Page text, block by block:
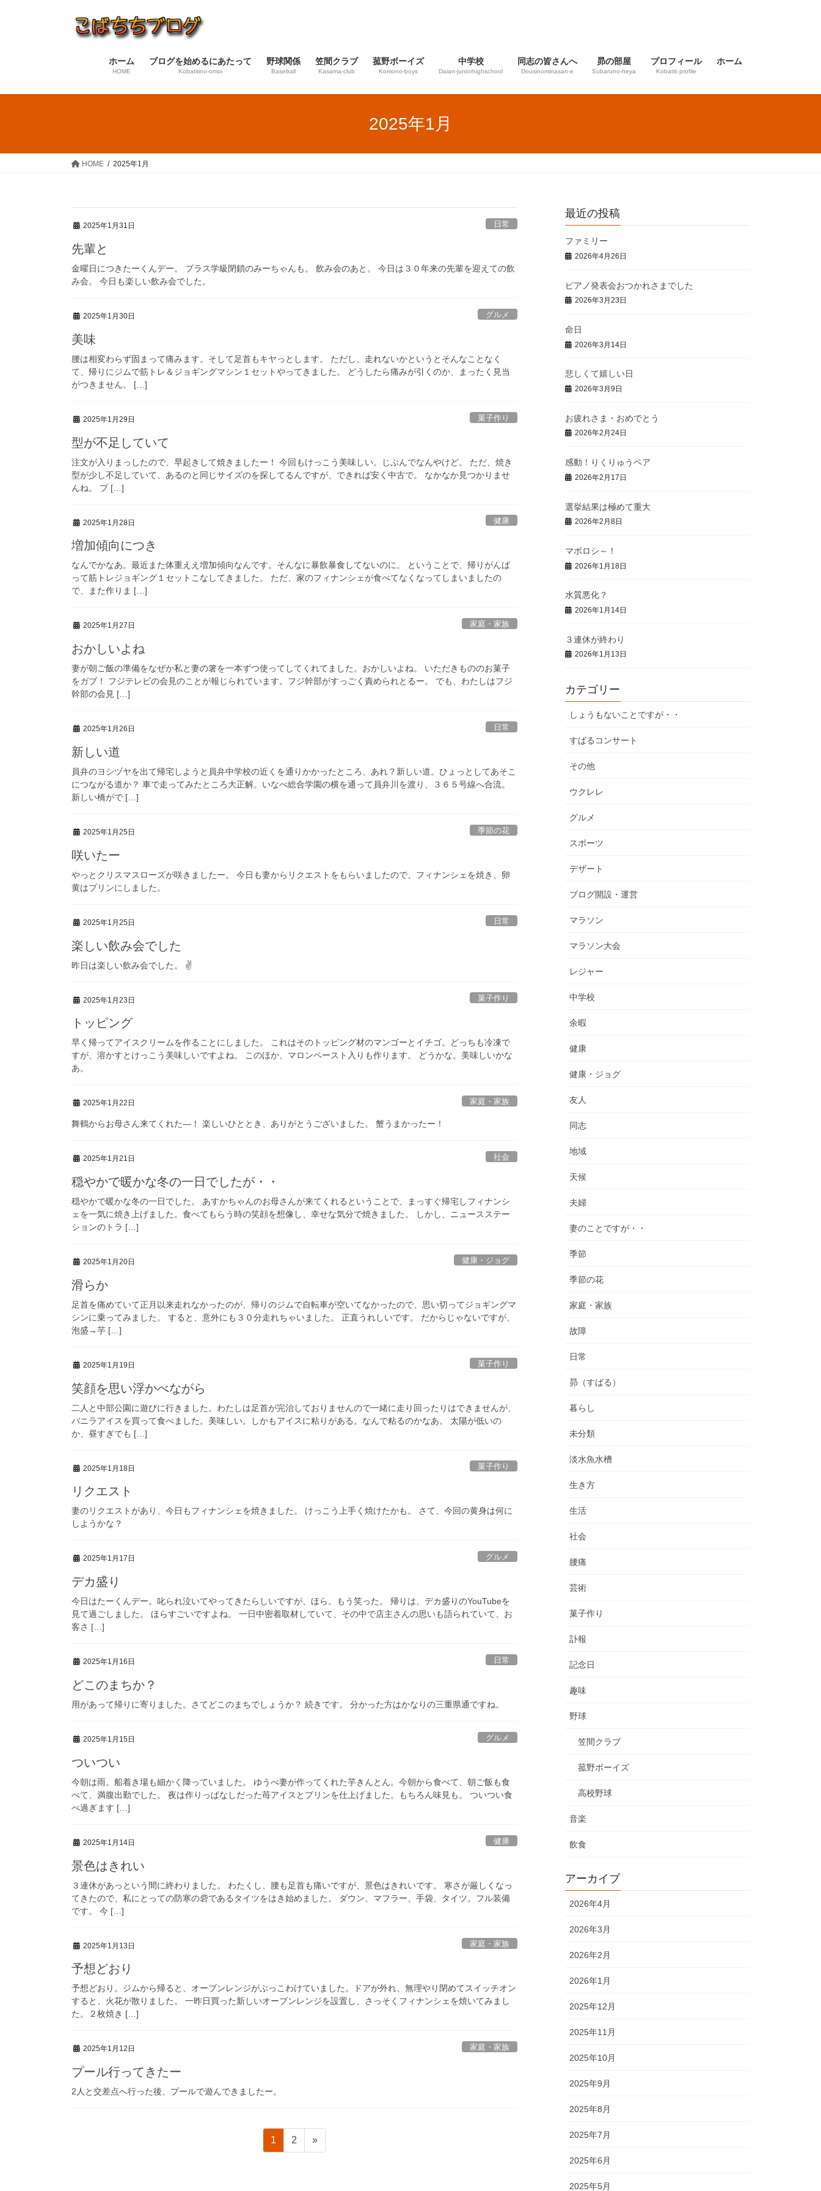
ス
ン
ホーム
HOME
ブログを始めるにあたって
Kobatitino-omoi
野球関係
Baseball
笠間クラブ
Kasama-club
菰野ボーイズ
Komono-boys
中学校
Daian‐juniorhighschool
同志の皆さんへ
Dousinominasan-e
昴の部屋
Subaruno-heya
プロフィール
Kobatiti profile
ホーム
2025年1月
HOME 2025年1月
2025年1月31日 日常
先輩と
金曜日につきたーくんデー。 プラス学級閉鎖のみーちゃんも。 飲み会のあと。 今日は３０年来の先輩を迎えての飲
み会。 今日も楽しい飲み会でした。
2025年1月30日 グルメ
美味
腰は相変わらず固まって痛みます。そして足首もキヤっとします。 ただし、走れないかというとそんなことなく
て、帰りにジムで筋トレ＆ジョギングマシン１セットやってきました。 どうしたら痛みが引くのか、まったく見当
がつきません。 […]
2025年1月29日 菓子作り
型が不足していて
注文が入りまっしたので、早起きして焼きましたー！ 今回もけっこう美味しい。じぶんでなんやけど。 ただ、焼き
型が少し不足していて、あるのと同じサイズのを探してるんですが、できれば安く中古で。 なかなか見つかりませ
んね。 プ […]
2025年1月28日 健康
増加傾向につき
なんでかなあ。最近また体重ええ増加傾向なんです。そんなに暴飲暴食してないのに。 ということで、帰りがんば
って筋トレジョギング１セットこなしてきました。 ただ、家のフィナンシェが食べてなくなってしまいましたの
で、また作りま […]
2025年1月27日 家庭・家族
おかしいよね
妻が朝ご飯の準備をなぜか私と妻の箸を一本ずつ使ってしてくれてました。おかしいよね。 いただきもののお菓子
をガブ！ フジテレビの会見のことが報じられています。フジ幹部がすっごく責められとるー。 でも、わたしはフジ
幹部の会見 […]
2025年1月26日 日常
新しい道
員弁のヨシヅヤを出て帰宅しようと員弁中学校の近くを通りかかったところ、あれ？新しい道。ひょっとしてあそこ
につながる道か？ 車で走ってみたところ大正解。いなべ総合学園の横を通って員弁川を渡り、３６５号線へ合流。
新しい橋がで […]
2025年1月25日 季節の花
咲いたー
やっとクリスマスローズが咲きましたー。 今日も妻からリクエストをもらいましたので、フィナンシェを焼き、卵
黄はプリンにしました。
2025年1月25日 日常
楽しい飲み会でした
昨日は楽しい飲み会でした。 ✌️
2025年1月23日 菓子作り
トッピング
早く帰ってアイスクリームを作ることにしました。 これはそのトッピング材のマンゴーとイチゴ。どっちも冷凍で
すが、溶かすとけっこう美味しいですよね。 このほか、マロンペースト入りも作ります。 どうかな。美味しいかな
あ。
2025年1月22日 家庭・家族
舞鶴からお母さん来てくれた―！ 楽しいひととき、ありがとうございました。 蟹うまかったー！
2025年1月21日 社会
穏やかで暖かな冬の一日でしたが・・
穏やかで暖かな冬の一日でした。 あすかちゃんのお母さんが来てくれるということで、まっすぐ帰宅しフィナンシ
ェを一気に焼き上げました。食べてもらう時の笑顔を想像し、幸せな気分で焼きました。 しかし、ニュースステー
ションのトラ […]
2025年1月20日 健康・ジョグ
滑らか
足首を痛めていて正月以来走れなかったのが、帰りのジムで自転車が空いてなかったので、思い切ってジョギングマ
シンに乗ってみました。 すると、意外にも３０分走れちゃいました。 正直うれしいです。 だからじゃないですが、
泡盛→芋 […]
2025年1月19日 菓子作り
笑顔を思い浮かべながら
二人と中部公園に遊びに行きました。わたしは足首が完治しておりませんので一緒に走り回ったりはできませんが、
バニラアイスを買って食べました。美味しい。しかもアイスに粘りがある。なんで粘るのかなあ。 太陽が低いの
か、昼すぎでも […]
2025年1月18日 菓子作り
リクエスト
妻のリクエストがあり、今日もフィナンシェを焼きました。 けっこう上手く焼けたかも。 さて、今回の黄身は何に
しようかな？
2025年1月17日 グルメ
デカ盛り
今日はたーくんデー。叱られ泣いてやってきたらしいですが、ほら。もう笑った。 帰りは、デカ盛りのYouTubeを
見て過ごしました。 ほらすごいですよね。 一日中密着取材していて、その中で店主さんの思いも語られていて、お
客さ […]
2025年1月16日 日常
どこのまちか？
用があって帰りに寄りました。さてどこのまちでしょうか？ 続きです。 分かった方はかなりの三重県通ですね。
2025年1月15日 グルメ
ついつい
今朝は雨。船着き場も細かく降っていました。 ゆうべ妻が作ってくれた芋きんとん。今朝から食べて、朝ご飯も食
べて、満腹出勤でした。 夜は作りっぱなしだった苺アイスとプリンを仕上げました。もちろん味見も。 ついつい食
べ過ぎます […]
2025年1月14日 健康
景色はきれい
３連休があっという間に終わりました。 わたくし、腰も足首も痛いですが、景色はきれいです。 寒さが厳しくなっ
てきたので、私にとっての防寒の砦であるタイツをはき始めました。 ダウン、マフラー、手袋、タイツ。フル装備
です。 今 […]
2025年1月13日 家庭・家族
予想どおり
予想どおり。ジムから帰ると、オーブンレンジがぶっこわけていました。ドアが外れ、無理やり閉めてスイッチオン
すると、火花が散りました。 一昨日買った新しいオーブンレンジを設置し、さっそくフィナンシェを焼いてみまし
た。２枚焼き […]
2025年1月12日 家庭・家族
プール行ってきたー
2人と交差点へ行った後、プールで遊んできましたー。
固
定
1
固
定
2 »
最近の投稿
ファミリー
2026年4月26日
ピアノ発表会おつかれさまでした
2026年3月23日
命日
2026年3月14日
悲しくて嬉しい日
2026年3月9日
お疲れさま・おめでとう
2026年2月24日
感動！りくりゅうペア
2026年2月17日
選挙結果は極めて重大
2026年2月8日
マボロシ～！
2026年1月18日
水質悪化？
2026年1月14日
３連休が終わり
2026年1月13日
カテゴリー
しょうもないことですが・・
すばるコンサート
その他
ウクレレ
グルメ
スポーツ
デザート
ブログ開設・運営
マラソン
マラソン大会
レジャー
中学校
余暇
健康
健康・ジョグ
友人
同志
地域
天候
夫婦
妻のことですが・・
季節
季節の花
家庭・家族
故障
日常
昴（すばる）
暮らし
未分類
淡水魚水槽
生き方
生活
社会
腰痛
芸術
菓子作り
訃報
記念日
趣味
野球
笠間クラブ
菰野ボーイズ
高校野球
音楽
飲食
アーカイブ
2026年4月
2026年3月
2026年2月
2026年1月
2025年12月
2025年11月
2025年10月
2025年9月
2025年8月
2025年7月
2025年6月
2025年5月